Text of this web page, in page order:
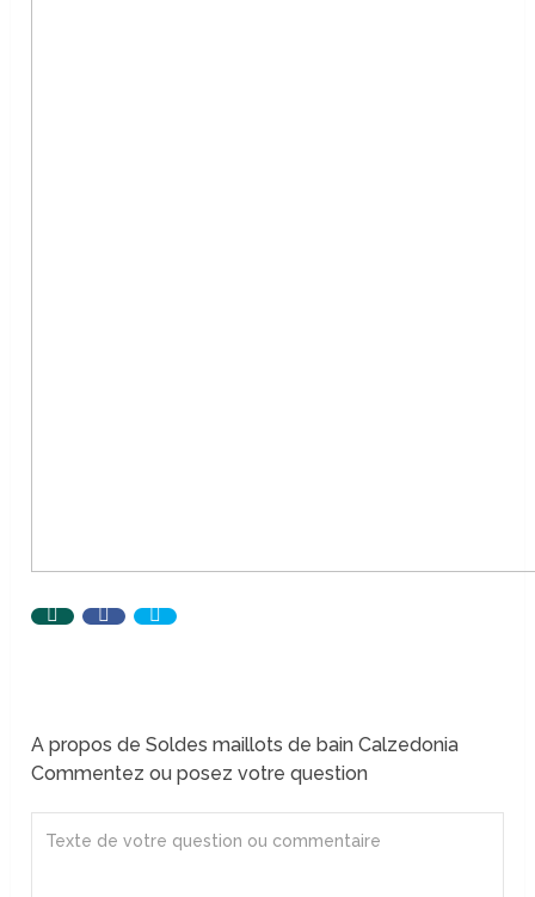
A propos de Soldes maillots de bain Calzedonia
Commentez ou posez votre question